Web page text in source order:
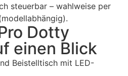
steuerbar – wahlweise per
Dotty
einen Blick
Beistelltisch mit LED-